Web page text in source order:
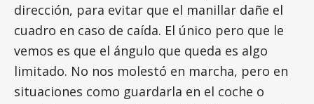
dirección, para evitar que el manillar dañe el
cuadro en caso de caída. El único pero que le
vemos es que el ángulo que queda es algo
limitado. No nos molestó en marcha, pero en
situaciones como guardarla en el coche o